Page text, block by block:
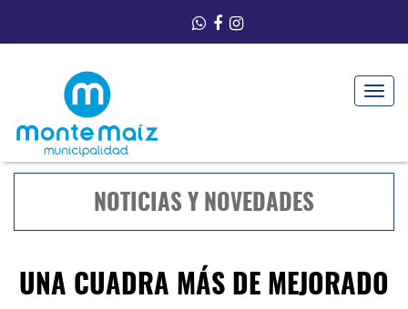
Toggle
NOTICIAS Y NOVEDADES
UNA CUADRA MÁS DE MEJORADO